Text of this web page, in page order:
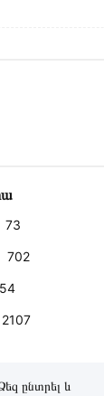
73
702
2107
ընտրել և